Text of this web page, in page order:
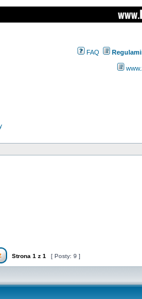
FAQ
Strona 1 z 1 [ Posty: 9 ]